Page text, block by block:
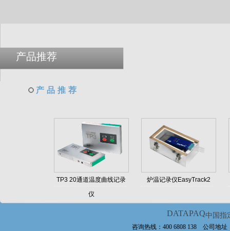
产品推荐
产品推荐
TP3 20通道温度曲线记录
仪
炉温记录仪EasyTrack2
DATAPAQ中国
咨询热线：400 6808 138 公司